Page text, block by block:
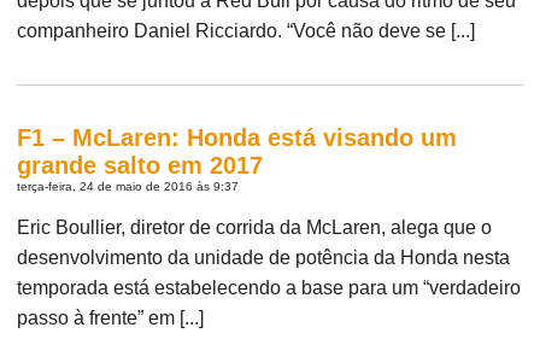
companheiro Daniel Ricciardo. “Você não deve se [...]
F1 – McLaren: Honda está visando um
grande salto em 2017
terça-feira, 24 de maio de 2016 às 9:37
Eric Boullier, diretor de corrida da McLaren, alega que o
desenvolvimento da unidade de potência da Honda nesta
temporada está estabelecendo a base para um “verdadeiro
passo à frente” em [...]